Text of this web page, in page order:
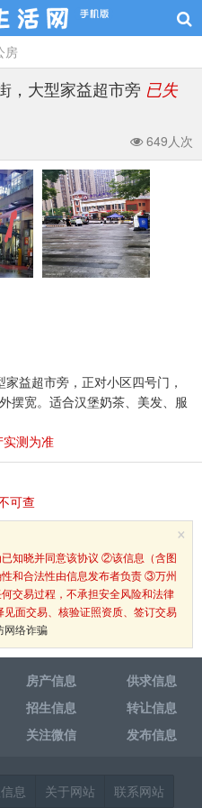
房
，大型家益超市旁 已失
649人次
益超市旁，正对小区四号门，
摆宽。适合汉堡奶茶、美发、服
测为准
可查
×
已知晓并同意该协议 ②该信息（含图
和合法性由信息发布者负责 ③万州
交易过程，不承担安全风险和法律
面交易、核验证照资质、签订交易
网络诈骗
房产信息
供求信息
招生信息
转让信息
关注微信 发布信息
息 关于网站 联系网站